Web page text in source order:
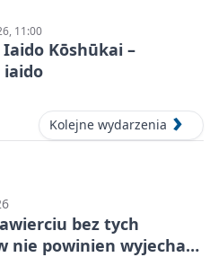
11:00
Iaido Kōshūkai –
Kolejne wydarzenia
bez tych
nie powinien wyjechać